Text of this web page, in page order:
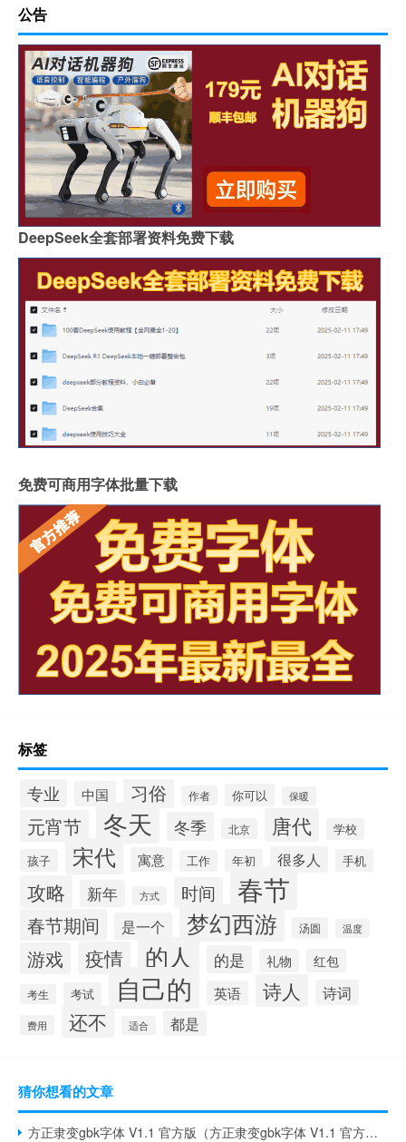
公告
DeepSeek全套部署资料免费下载
免费可商用字体批量下载
标签
专业 中国 习俗 作者 你可以 保暖
元宵节 冬天 冬季 北京 唐代 学校
孩子 宋代 寓意 工作 年初 很多人 手机
攻略 新年 方式 时间 春节
春节期间 是一个 梦幻西游 汤圆 温度
游戏 疫情 的人 的是 礼物 红包
考生 考试 自己的 英语 诗人 诗词
费用 还不 适合 都是
猜你想看的文章
方正隶变gbk字体 V1.1 官方版（方正隶变gbk字体 V1.1 官方版功能简介）